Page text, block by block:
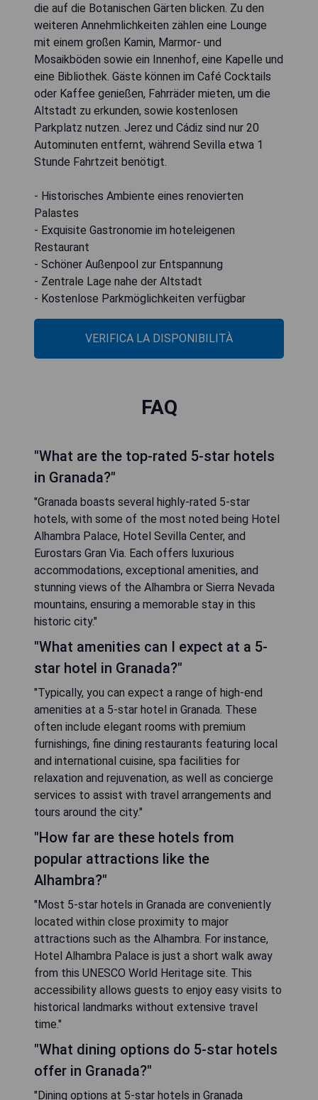
die auf die Botanischen Gärten blicken. Zu den
weiteren Annehmlichkeiten zählen eine Lounge
mit einem großen Kamin, Marmor- und
Mosaikböden sowie ein Innenhof, eine Kapelle und
eine Bibliothek. Gäste können im Café Cocktails
oder Kaffee genießen, Fahrräder mieten, um die
Altstadt zu erkunden, sowie kostenlosen
Parkplatz nutzen. Jerez und Cádiz sind nur 20
Autominuten entfernt, während Sevilla etwa 1
Stunde Fahrtzeit benötigt.
- Historisches Ambiente eines renovierten
Palastes
- Exquisite Gastronomie im hoteleigenen
Restaurant
- Schöner Außenpool zur Entspannung
- Zentrale Lage nahe der Altstadt
- Kostenlose Parkmöglichkeiten verfügbar
VERIFICA LA DISPONIBILITÀ
FAQ
"What are the top-rated 5-star hotels
in Granada?"
"Granada boasts several highly-rated 5-star
hotels, with some of the most noted being Hotel
Alhambra Palace, Hotel Sevilla Center, and
Eurostars Gran Via. Each offers luxurious
accommodations, exceptional amenities, and
stunning views of the Alhambra or Sierra Nevada
mountains, ensuring a memorable stay in this
historic city."
"What amenities can I expect at a 5-
star hotel in Granada?"
"Typically, you can expect a range of high-end
amenities at a 5-star hotel in Granada. These
often include elegant rooms with premium
furnishings, fine dining restaurants featuring local
and international cuisine, spa facilities for
relaxation and rejuvenation, as well as concierge
services to assist with travel arrangements and
tours around the city."
"How far are these hotels from
popular attractions like the
Alhambra?"
"Most 5-star hotels in Granada are conveniently
located within close proximity to major
attractions such as the Alhambra. For instance,
Hotel Alhambra Palace is just a short walk away
from this UNESCO World Heritage site. This
accessibility allows guests to enjoy easy visits to
historical landmarks without extensive travel
time."
"What dining options do 5-star hotels
offer in Granada?"
"Dining options at 5-star hotels in Granada